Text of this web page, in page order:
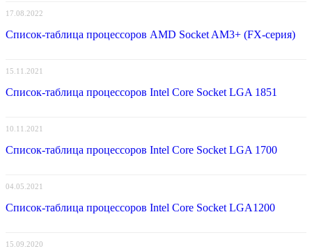
17.08.2022
Список-таблица процессоров AMD Socket AM3+ (FX-серия)
15.11.2021
Список-таблица процессоров Intel Core Socket LGA 1851
10.11.2021
Список-таблица процессоров Intel Core Socket LGA 1700
04.05.2021
Список-таблица процессоров Intel Core Socket LGA1200
15.09.2020